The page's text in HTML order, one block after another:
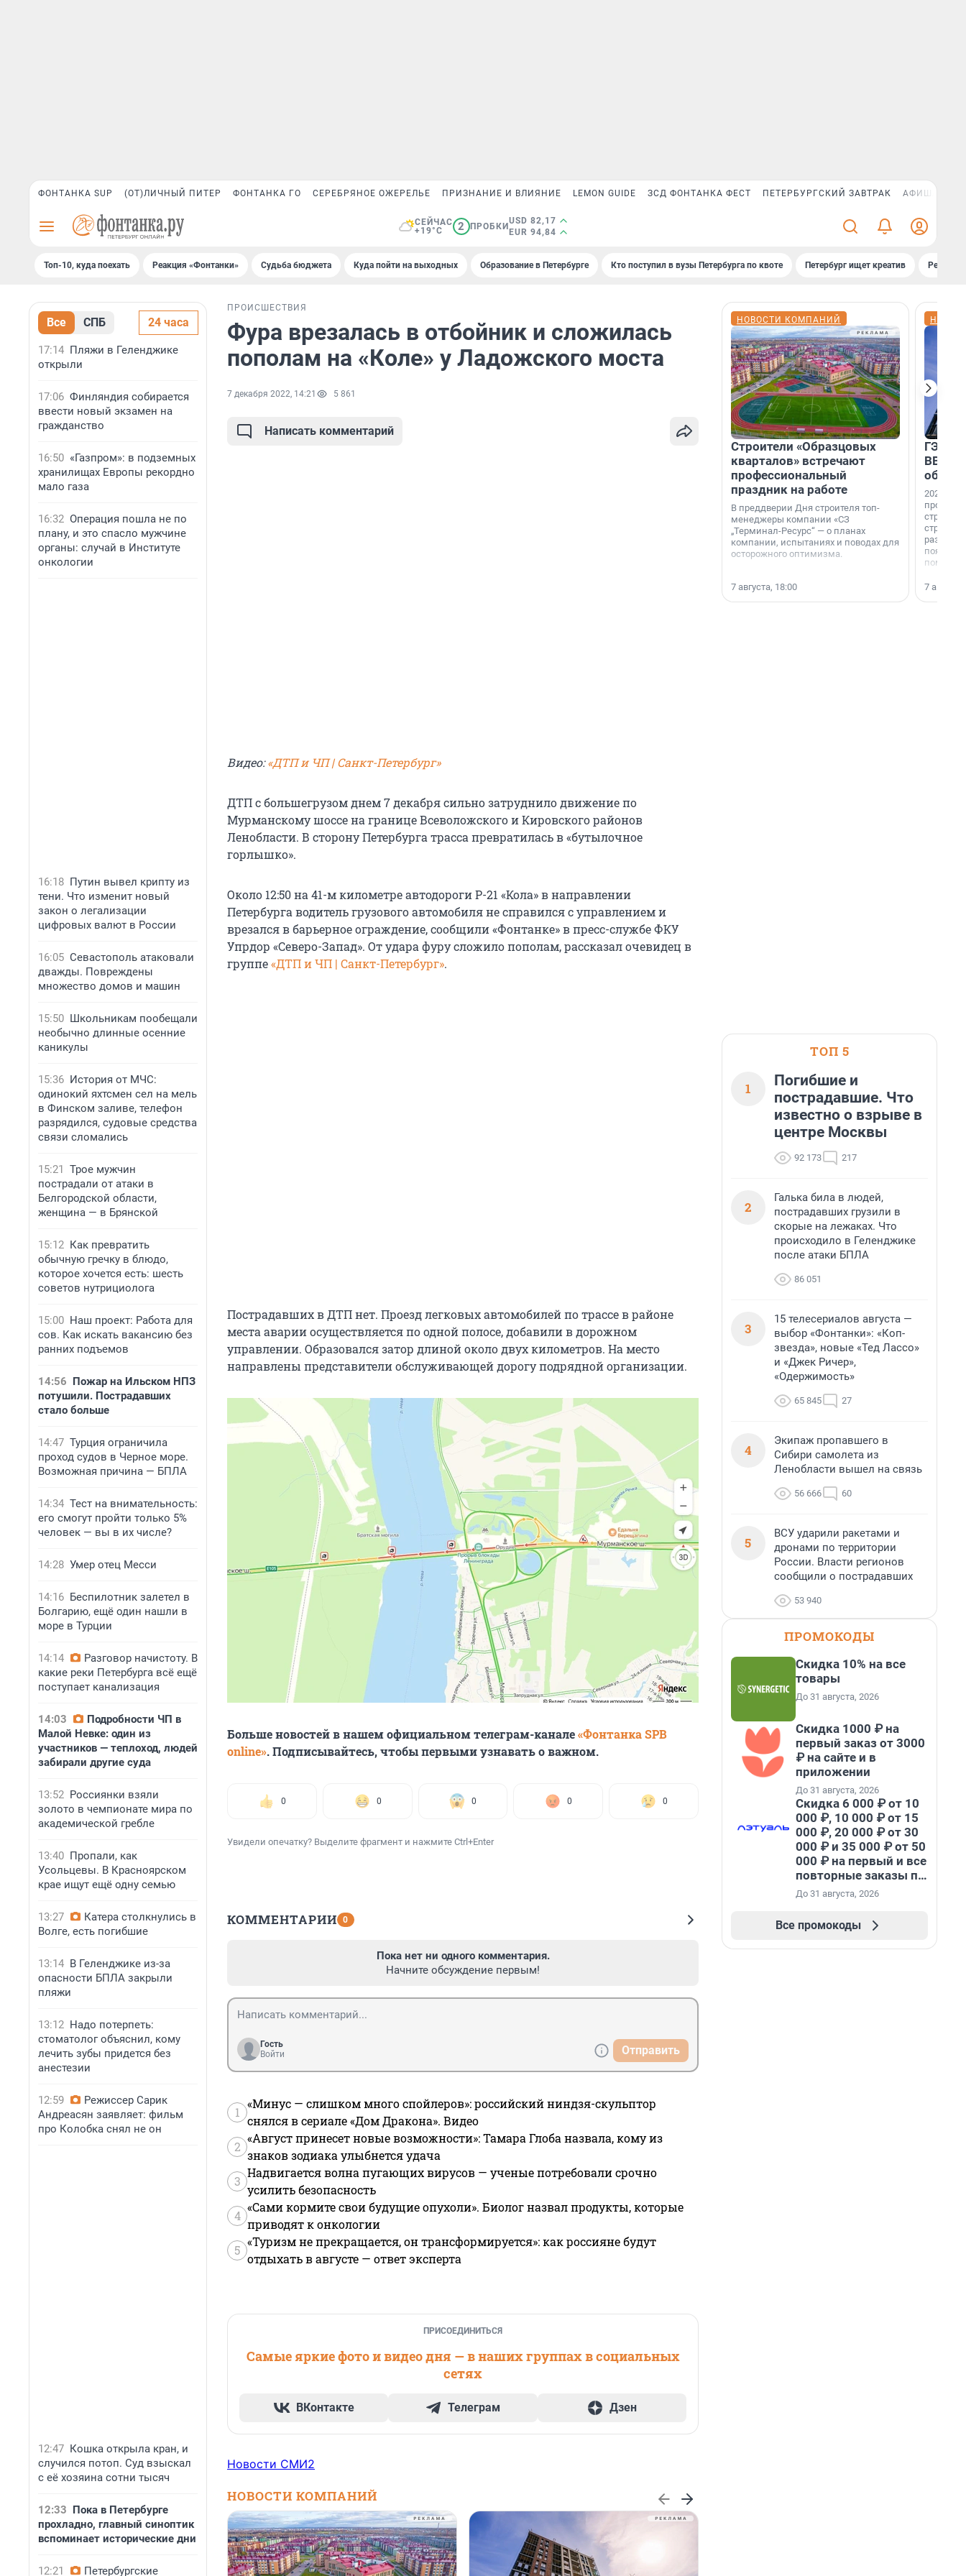
ФОНТАНКА SUP (ОТ)ЛИЧНЫЙ ПИТЕР ФОНТАНКА ГО СЕРЕБРЯНОЕ ОЖЕРЕЛЬЕ ПРИЗНАНИЕ И ВЛИЯНИЕ LEMON GUIDE ЗСД ФОНТАНКА ФЕСТ ПЕТЕРБУРГСКИЙ ЗАВТРАК АФИША PLUS
СЕЙЧАС
+19°C
2 ПРОБКИ
USD 82,17
EUR 94,84
Топ-10, куда поехать Реакция «Фонтанки» Судьба бюджета Куда пойти на выходных Образование в Петербурге Кто поступил в вузы Петербурга по квоте Петербург ищет креатив
Все СПБ 24 часа
17:14 Пляжи в Геленджике
открыли
17:06 Финляндия собирается
ввести новый экзамен на
гражданство
16:50 «Газпром»: в подземных
хранилищах Европы рекордно
мало газа
16:32 Операция пошла не по
плану, и это спасло мужчине
органы: случай в Институте
онкологии
16:18 Путин вывел крипту из
тени. Что изменит новый
закон о легализации
цифровых валют в России
16:05 Севастополь атаковали
дважды. Повреждены
множество домов и машин
15:50 Школьникам пообещали
необычно длинные осенние
каникулы
15:36 История от МЧС:
одинокий яхтсмен сел на мель
в Финском заливе, телефон
разрядился, судовые средства
связи сломались
15:21 Трое мужчин
пострадали от атаки в
Белгородской области,
женщина — в Брянской
15:12 Как превратить
обычную гречку в блюдо,
которое хочется есть: шесть
советов нутрициолога
15:00 Наш проект: Работа для
сов. Как искать вакансию без
ранних подъемов
14:56 Пожар на Ильском НПЗ
потушили. Пострадавших
стало больше
14:47 Турция ограничила
проход судов в Черное море.
Возможная причина — БПЛА
14:34 Тест на внимательность:
его смогут пройти только 5%
человек — вы в их числе?
14:28 Умер отец Месси
14:16 Беспилотник залетел в
Болгарию, ещё один нашли в
море в Турции
14:14
Разговор начистоту. В
какие реки Петербурга всё ещё
поступает канализация
14:03
Подробности ЧП в
Малой Невке: один из
участников — теплоход, людей
забирали другие суда
13:52 Россиянки взяли
золото в чемпионате мира по
академической гребле
13:40 Пропали, как
Усольцевы. В Красноярском
крае ищут ещё одну семью
13:27
Катера столкнулись в
Волге, есть погибшие
13:14 В Геленджике из-за
опасности БПЛА закрыли
пляжи
13:12 Надо потерпеть:
стоматолог объяснил, кому
лечить зубы придется без
анестезии
12:59
Режиссер Сарик
Андреасян заявляет: фильм
про Колобка снял не он
12:47 Кошка открыла кран, и
случился потоп. Суд взыскал
с её хозяина сотни тысяч
12:33 Пока в Петербурге
прохладно, главный синоптик
вспоминает исторические дни
12:21 Петербургские
ПРОИСШЕСТВИЯ
Фура врезалась в отбойник и сложилась
пополам на «Коле» у Ладожского моста
7 декабря 2022, 14:21 5 861
Написать комментарий
Видео:«ДТП и ЧП | Санкт-Петербург»
ДТП с большегрузом днем 7 декабря сильно затруднило движение по
Мурманскому шоссе на границе Всеволожского и Кировского районов
Ленобласти. В сторону Петербурга трасса превратилась в «бутылочное
горлышко».
Около 12:50 на 41-м километре автодороги Р-21 «Кола» в направлении
Петербурга водитель грузового автомобиля не справился с управлением и
врезался в барьерное ограждение, сообщили «Фонтанке» в пресс-службе ФКУ
Упрдор «Северо-Запад». От удара фуру сложило пополам, рассказал очевидец в
группе«ДТП и ЧП | Санкт-Петербург».
Пострадавших в ДТП нет. Проезд легковых автомобилей по трассе в районе
места аварии осуществляется по одной полосе, добавили в дорожном
управлении. Образовался затор длиной около двух километров. На место
направлены представители обслуживающей дорогу подрядной организации.
Больше новостей в нашем официальном телеграм-канале«Фонтанка SPB
online». Подписывайтесь, чтобы первыми узнавать о важном.
0 0 0 0 0
Увидели опечатку? Выделите фрагмент и нажмите Ctrl+Enter
КОММЕНТАРИИ 0
Пока нет ни одного комментария.
Начните обсуждение первым!
Гость
Войти
Отправить
1
«Минус — слишком много спойлеров»: российский ниндзя-скульптор
снялся в сериале «Дом Дракона». Видео
2
«Август принесет новые возможности»: Тамара Глоба назвала, кому из
знаков зодиака улыбнется удача
3
Надвигается волна пугающих вирусов — ученые потребовали срочно
усилить безопасность
4
«Сами кормите свои будущие опухоли». Биолог назвал продукты, которые
приводят к онкологии
5
«Туризм не прекращается, он трансформируется»: как россияне будут
отдыхать в августе — ответ эксперта
ПРИСОЕДИНИТЬСЯ
Самые яркие фото и видео дня — в наших группах в социальных
сетях
ВКонтакте Телеграм Дзен
Новости СМИ2
НОВОСТИ КОМПАНИЙ
НОВОСТИ КОМПАНИЙ
Строители «Образцовых
кварталов» встречают
профессиональный
праздник на работе
В преддверии Дня строителя топ-
менеджеры компании «СЗ
„Терминал-Ресурс“ — о планах
компании, испытаниях и поводах для
осторожного оптимизма.
7 августа, 18:00
ГЭС,
ВВП: в
об
2026-й —
раз. В
7
ТОП 5
1
Погибшие и
пострадавшие. Что
известно о взрыве в
центре Москвы
92 173 217
2
Галька била в людей,
пострадавших грузили в
скорые на лежаках. Что
происходило в Геленджике
после атаки БПЛА
86 051
3
15 телесериалов августа —
выбор «Фонтанки»: «Коп-
звезда», новые «Тед Лассо»
и «Джек Ричер»,
«Одержимость»
65 845 27
4
Экипаж пропавшего в
Сибири самолета из
Ленобласти вышел на связь
56 666 60
5
ВСУ ударили ракетами и
дронами по территории
России. Власти регионов
сообщили о пострадавших
53 940
ПРОМОКОДЫ
Скидка 10% на все
товары
До 31 августа, 2026
Скидка 1000 ₽ на
первый заказ от 3000
₽ на сайте и в
приложении
До 31 августа, 2026
Скидка 6 000 ₽ от 10
000 ₽, 10 000 ₽ от 15
000 ₽, 20 000 ₽ от 30
000 ₽ и 35 000 ₽ от 50
000 ₽ на первый и все
повторные заказы по
промокоду НАБЕРИ
До 31 августа, 2026
Все промокоды